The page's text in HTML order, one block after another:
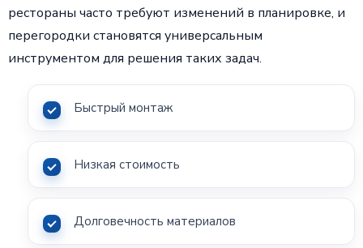
рестораны часто требуют изменений в планировке, и
перегородки становятся универсальным
инструментом для решения таких задач.
Быстрый монтаж
Низкая стоимость
Долговечность материалов